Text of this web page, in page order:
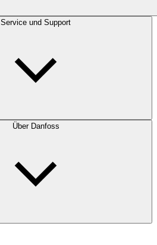
Service und Support
Über Danfoss